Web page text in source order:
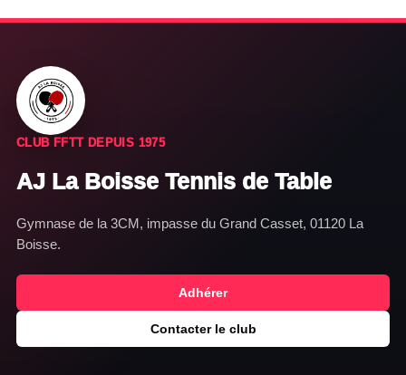
CLUB FFTT DEPUIS 1975
AJ La Boisse Tennis de Table
Gymnase de la 3CM, impasse du Grand Casset, 01120 La
Boisse.
Adhérer
Contacter le club